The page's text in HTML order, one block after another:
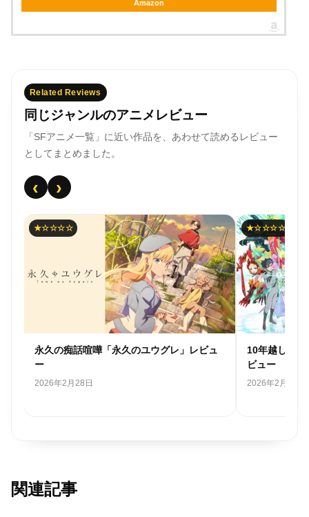
Amazon
Related Reviews
同じジャンルのアニメレビュー
「SFアニメ一覧」に近い作品を、あわせて読めるレビュー
としてまとめました。
‹ ›
★☆☆☆☆
10年越しの大炎上「ラクエンロジック」レ
ビュー
2026年2月12日
☆☆☆☆☆
全１３話かけ
ュー
2026年1月17日
関連記事